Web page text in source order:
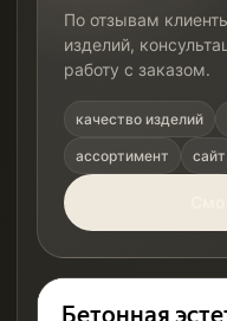
По отзывам
изделий,
работу с заказом.
качество изделий
ассортимент сайт